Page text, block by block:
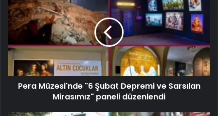
Pera Müzesi'nde "6 Şubat Depremi ve Sarsılan
Mirasımız" paneli düzenlendi